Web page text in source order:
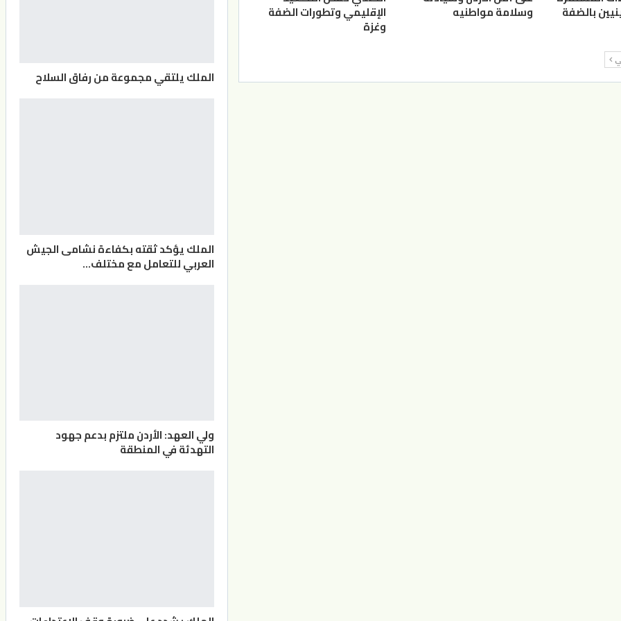
بالضفة وسلامة مواطنيه الإقليمي وتطورات الضفة
وغزة
الملك يلتقي مجموعة من رفاق السلاح
الملك يؤكد ثقته بكفاءة نشامى الجيش
العربي للتعامل مع مختلف…
ولي العهد: الأردن ملتزم بدعم جهود
التهدئة في المنطقة